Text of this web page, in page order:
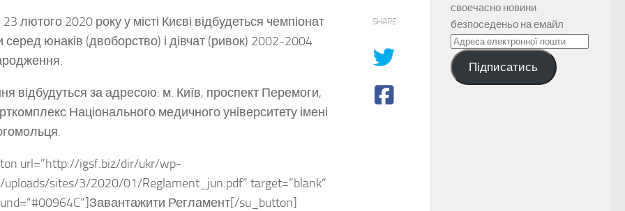
лютого 2020 року у місті Києві відбудеться чемпіонат
серед юнаків (двоборство) і дівчат (ривок) 2002-2004
відбудуться за адресою: м. Київ, проспект Перемоги,
Національного медичного університету імені
url=”http://igsf.biz/dir/ukr/wp-
sites/3/2020/01/Reglament_jun.pdf” target=”blank”
Регламент[/su_button]
SHARE
своечасно новини
безпоседеньо на емайл
Адреса
електронної
поштиПідписатись